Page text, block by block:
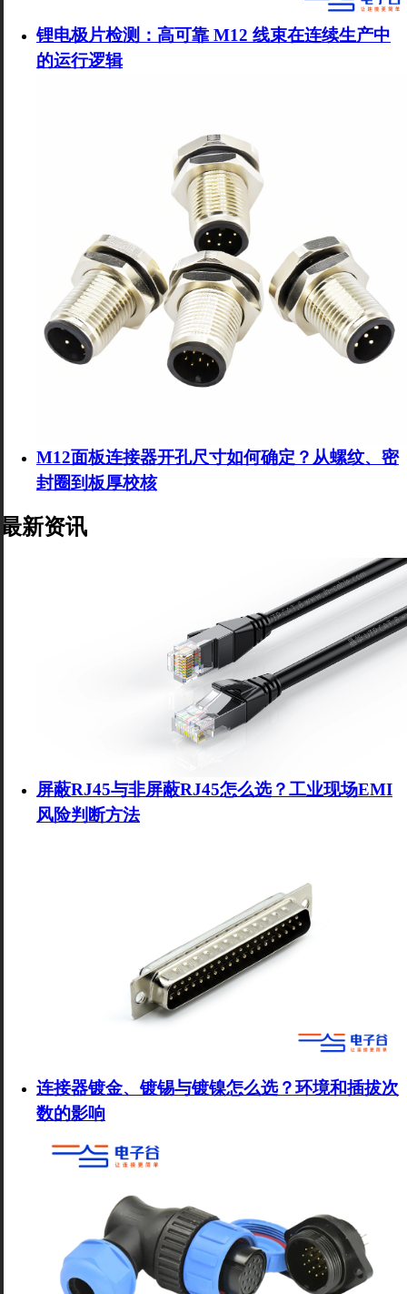
锂电极片检测：高可靠 M12 线束在连续生产中
的运行逻辑
M12面板连接器开孔尺寸如何确定？从螺纹、密
封圈到板厚校核
最新资讯
屏蔽RJ45与非屏蔽RJ45怎么选？工业现场EMI
风险判断方法
连接器镀金、镀锡与镀镍怎么选？环境和插拔次
数的影响